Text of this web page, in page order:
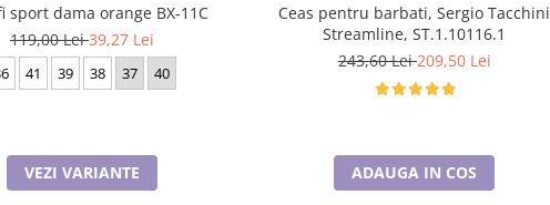
sport dama orange BX-11C
119,00 Lei39,27 Lei
41 39 38 37 40
VEZI VARIANTE
Ceas pentru barbati, Sergio Tacchini
Streamline, ST.1.10116.1
243,60 Lei209,50 Lei
ADAUGA IN COS